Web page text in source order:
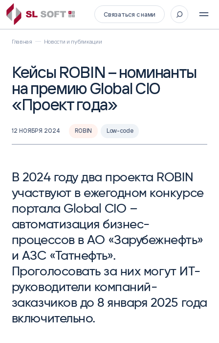
Связаться с нами
Главная Новости и публикации
Кейсы ROBIN – номинанты
на премию Global CIO
«Проект года»
12 НОЯБРЯ 2024 ROBIN Low-code
В 2024 году два проекта ROBIN
участвуют в ежегодном конкурсе
портала Global CIO –
автоматизация бизнес-
процессов в АО «Зарубежнефть»
и АЗС «Татнефть».
Проголосовать за них могут ИТ-
руководители компаний-
заказчиков до 8 января 2025 года
включительно.